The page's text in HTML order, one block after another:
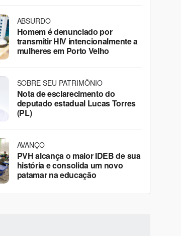
ABSURDO
Homem é denunciado por
transmitir HIV intencionalmente a
mulheres em Porto Velho
SOBRE SEU PATRIMÔNIO
Nota de esclarecimento do
deputado estadual Lucas Torres
(PL)
AVANÇO
PVH alcança o maior IDEB de sua
história e consolida um novo
patamar na educação